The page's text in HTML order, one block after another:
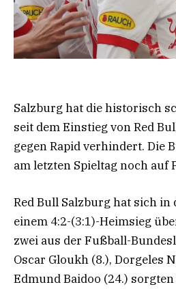
Salzburg hat die historisch
seit dem Einstieg von Red
gegen Rapid verhindert. Die
am letzten Spieltag noch auf
Red Bull Salzburg hat sich
einem 4:2-(3:1)-Heimsieg
zwei aus der Fußball-
Oscar Gloukh (8.), Dorgeles
Edmund Baidoo (24.)